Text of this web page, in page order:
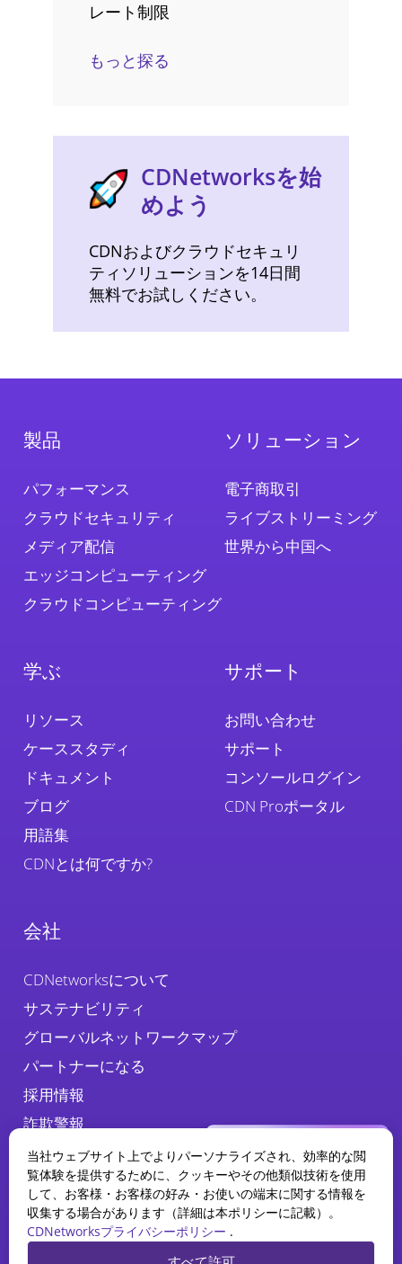
レート制限
もっと探る
CDNetworksを始
めよう
CDNおよびクラウドセキュリ
ティソリューションを14日間
無料でお試しください。
製品
パフォーマンス
クラウドセキュリティ
メディア配信
エッジコンピューティング
クラウドコンピューティング
ソリューション
電子商取引
ライブストリーミング
世界から中国へ
学ぶ
リソース
ケーススタディ
ドキュメント
ブログ
用語集
CDNとは何ですか?
サポート
お問い合わせ
サポート
コンソールログイン
CDN Proポータル
会社
CDNetworksについて
サステナビリティ
グローバルネットワークマップ
パートナーになる
採用情報
詐欺警報
当社ウェブサイト上でよりパーソナライズされ、効率的な閲
覧体験を提供するために、クッキーやその他類似技術を使用
して、お客様・お客様の好み・お使いの端末に関する情報を
収集する場合があります（詳細は本ポリシーに記載）。
CDNetworksプライバシーポリシー .
WAAPレポート